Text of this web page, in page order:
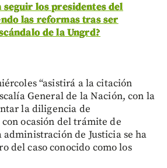
seguir los presidentes del
las reformas tras ser
de la Ungrd?
“asistirá a la citación
General de la Nación, con la
la diligencia de
ocasión del trámite de
administración de Justicia se ha
del caso conocido como los